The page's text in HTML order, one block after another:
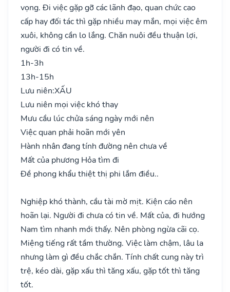
vọng. Đi việc gặp gỡ các lãnh đạo, quan chức cao
cấp hay đối tác thì gặp nhiều may mắn, mọi việc êm
xuôi, không cần lo lắng. Chăn nuôi đều thuận lợi,
người đi có tin về.
1h-3h
13h-15h
Lưu niên:XẤU
Lưu niên mọi việc khó thay
Mưu cầu lúc chửa sáng ngày mới nên
Việc quan phải hoãn mới yên
Hành nhân đang tính đường nên chưa về
Mất của phương Hỏa tìm đi
Đề phong khẩu thiệt thị phi lắm điều..
Nghiệp khó thành, cầu tài mờ mịt. Kiện cáo nên
hoãn lại. Người đi chưa có tin về. Mất của, đi hướng
Nam tìm nhanh mới thấy. Nên phòng ngừa cãi cọ.
Miệng tiếng rất tầm thường. Việc làm chậm, lâu la
nhưng làm gì đều chắc chắn. Tính chất cung này trì
trệ, kéo dài, gặp xấu thì tăng xấu, gặp tốt thì tăng
tốt.